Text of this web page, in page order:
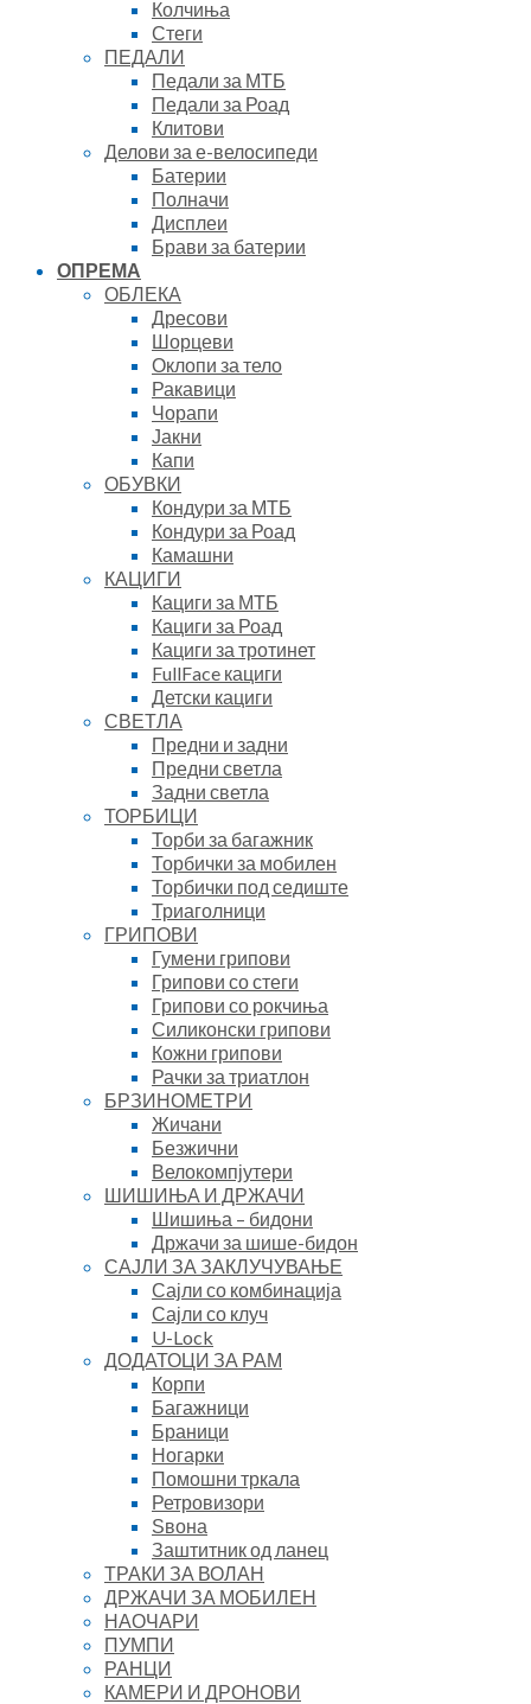
Колчиња
Стеги
ПЕДАЛИ
Педали за МТБ
Педали за Роад
Клитови
Делови за е-велосипеди
Батерии
Полначи
Дисплеи
Брави за батерии
ОПРЕМА
ОБЛЕКА
Дресови
Шорцеви
Оклопи за тело
Ракавици
Чорапи
Јакни
Капи
ОБУВКИ
Кондури за МТБ
Кондури за Роад
Камашни
КАЦИГИ
Кациги за МТБ
Кациги за Роад
Кациги за тротинет
FullFace кациги
Детски кациги
СВЕТЛА
Предни и задни
Предни светла
Задни светла
ТОРБИЦИ
Торби за багажник
Торбички за мобилен
Торбички под седиште
Триаголници
ГРИПОВИ
Гумени грипови
Грипови со стеги
Грипови со рокчиња
Силиконски грипови
Кожни грипови
Рачки за триатлон
БРЗИНОМЕТРИ
Жичани
Безжични
Велокомпјутери
ШИШИЊА И ДРЖАЧИ
Шишиња – бидони
Држачи за шише-бидон
САЈЛИ ЗА ЗАКЛУЧУВАЊЕ
Сајли со комбинација
Сајли со клуч
U-Lock
ДОДАТОЦИ ЗА РАМ
Корпи
Багажници
Браници
Ногарки
Помошни тркала
Ретровизори
Ѕвона
Заштитник од ланец
ТРАКИ ЗА ВОЛАН
ДРЖАЧИ ЗА МОБИЛЕН
НАОЧАРИ
ПУМПИ
РАНЦИ
КАМЕРИ И ДРОНОВИ